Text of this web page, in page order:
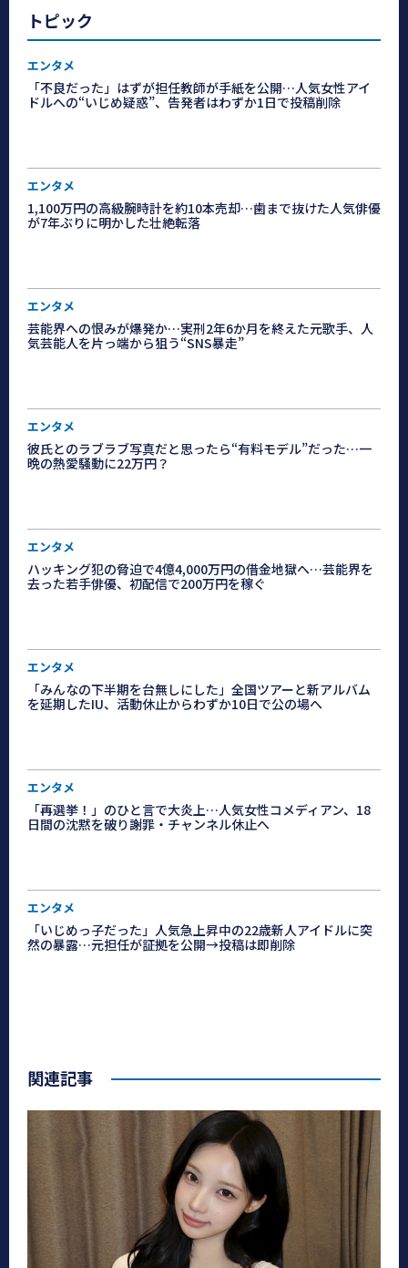
トピック
エンタメ
「不良だった」はずが担任教師が手紙を公開…人気女性アイ
ドルへの“いじめ疑惑”、告発者はわずか1日で投稿削除
エンタメ
1,100万円の高級腕時計を約10本売却…歯まで抜けた人気俳優
が7年ぶりに明かした壮絶転落
エンタメ
芸能界への恨みが爆発か…実刑2年6か月を終えた元歌手、人
気芸能人を片っ端から狙う“SNS暴走”
エンタメ
彼氏とのラブラブ写真だと思ったら“有料モデル”だった…一
晩の熱愛騒動に22万円？
エンタメ
ハッキング犯の脅迫で4億4,000万円の借金地獄へ…芸能界を
去った若手俳優、初配信で200万円を稼ぐ
エンタメ
「みんなの下半期を台無しにした」全国ツアーと新アルバム
を延期したIU、活動休止からわずか10日で公の場へ
エンタメ
「再選挙！」のひと言で大炎上…人気女性コメディアン、18
日間の沈黙を破り謝罪・チャンネル休止へ
エンタメ
「いじめっ子だった」人気急上昇中の22歳新人アイドルに突
然の暴露…元担任が証拠を公開→投稿は即削除
関連記事